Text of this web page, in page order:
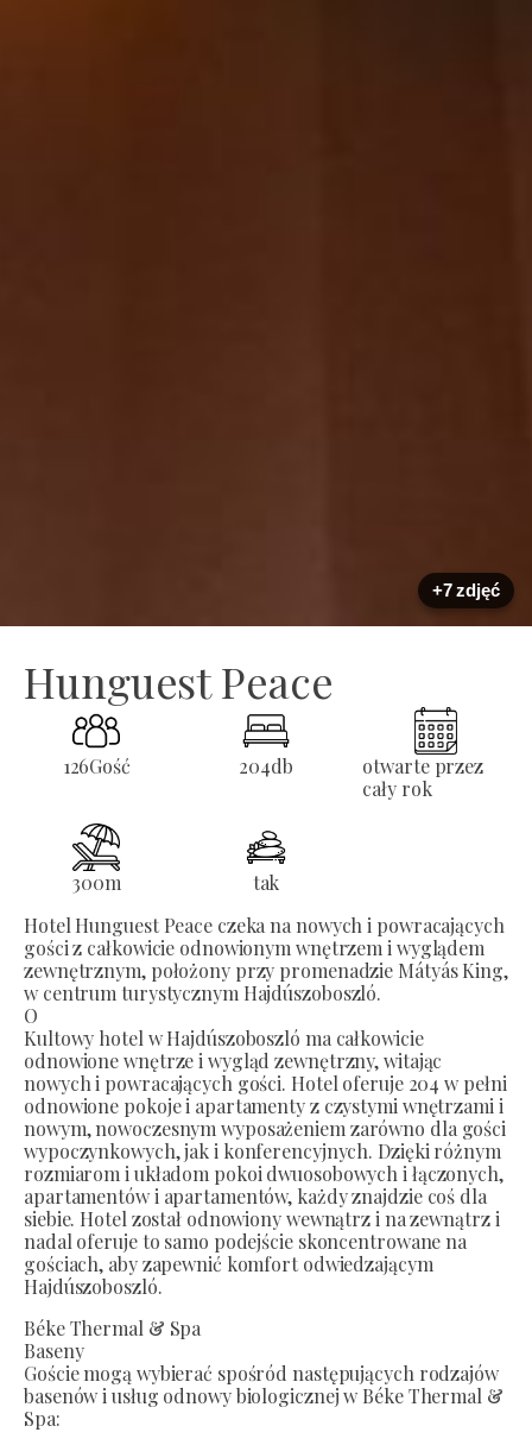
+7 zdjęć
Hunguest Peace
126Gość 204db
otwarte przez
cały rok
300m
tak
Hotel Hunguest Peace czeka na nowych i powracających
gości z całkowicie odnowionym wnętrzem i wyglądem
zewnętrznym, położony przy promenadzie Mátyás King,
w centrum turystycznym Hajdúszoboszló.
O
Kultowy hotel w Hajdúszoboszló ma całkowicie
odnowione wnętrze i wygląd zewnętrzny, witając
nowych i powracających gości. Hotel oferuje 204 w pełni
odnowione pokoje i apartamenty z czystymi wnętrzami i
nowym, nowoczesnym wyposażeniem zarówno dla gości
wypoczynkowych, jak i konferencyjnych. Dzięki różnym
rozmiarom i układom pokoi dwuosobowych i łączonych,
apartamentów i apartamentów, każdy znajdzie coś dla
siebie. Hotel został odnowiony wewnątrz i na zewnątrz i
nadal oferuje to samo podejście skoncentrowane na
gościach, aby zapewnić komfort odwiedzającym
Hajdúszoboszló.
Béke Thermal & Spa
Baseny
Goście mogą wybierać spośród następujących rodzajów
basenów i usług odnowy biologicznej w Béke Thermal &
Spa: